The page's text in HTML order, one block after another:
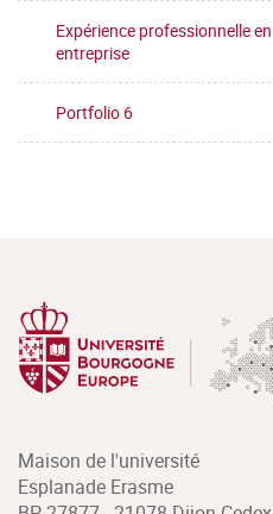
Expérience professionnelle en
entreprise
Portfolio 6
Maison de l'université
Esplanade Erasme